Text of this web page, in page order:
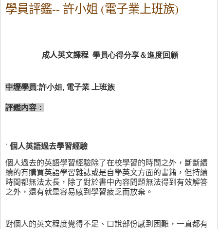
學員評鑑-- 許小姐 (電子業上班族)
成人英文課程 學員心得分享＆進度回顧
中壢學員:許小姐, 電子業 上班族
評鑑內容：
˙ 個人英語過去學習經驗
個人過去的英語學習經驗除了在校學習的時間之外，斷斷續
續的有購買英語學習雜誌或是自學英文方面的書籍，但持續
時間都無法太長，除了對於書中內容問題無法得到有效解答
之外，還有就是容易感到學習疲乏而放棄。
對個人的英文程度覺得不足、口說部份感到困難，一直都有